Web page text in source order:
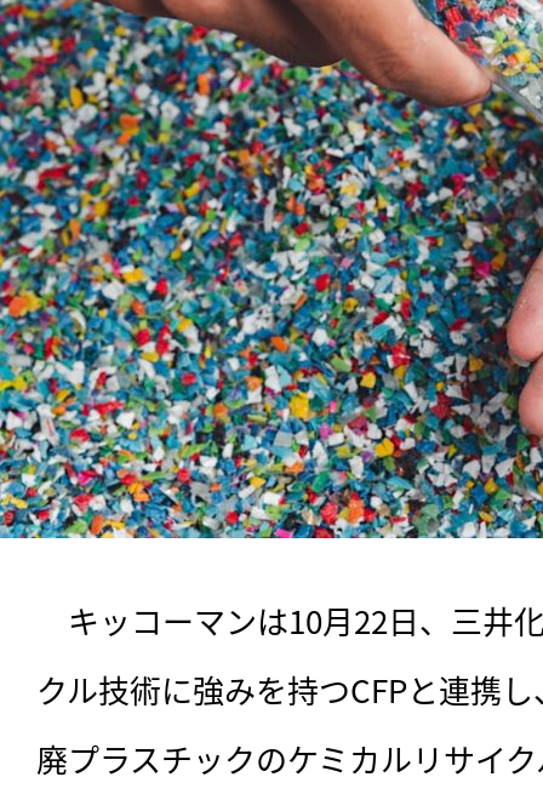
キッコーマンは10月22日、三井
クル技術に強みを持つCFPと連携
廃プラスチックのケミカルリサイ